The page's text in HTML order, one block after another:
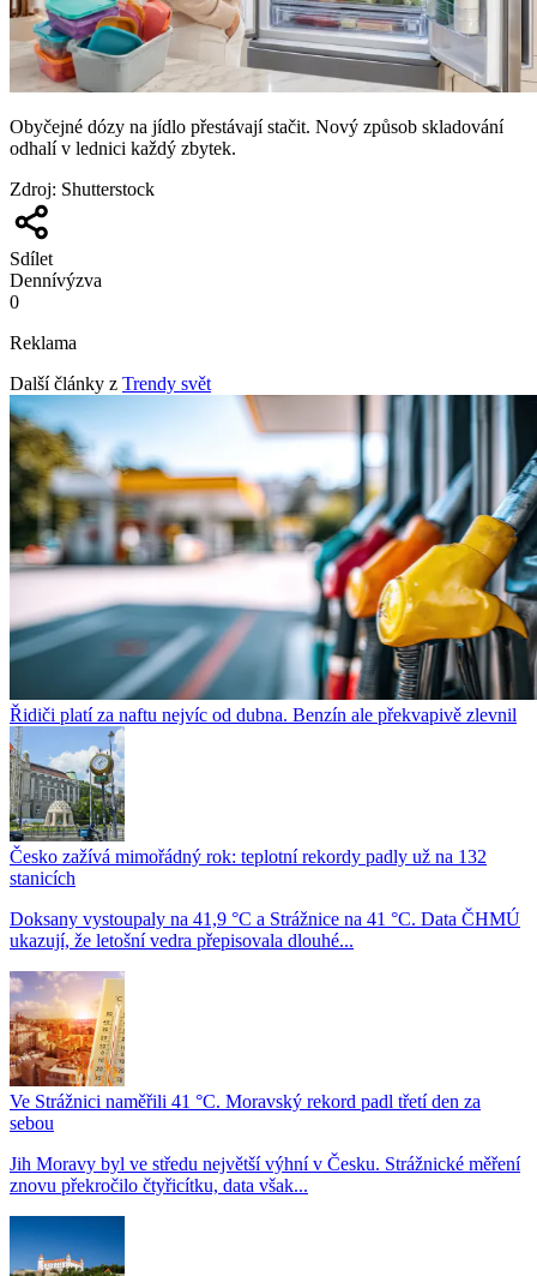
Obyčejné dózy na jídlo přestávají stačit. Nový způsob skladování
odhalí v lednici každý zbytek.
Zdroj: Shutterstock
Sdílet
Dennívýzva
0
Reklama
Další články z Trendy svět
Řidiči platí za naftu nejvíc od dubna. Benzín ale překvapivě zlevnil
Česko zažívá mimořádný rok: teplotní rekordy padly už na 132
stanicích
Doksany vystoupaly na 41,9 °C a Strážnice na 41 °C. Data ČHMÚ
ukazují, že letošní vedra přepisovala dlouhé...
Ve Strážnici naměřili 41 °C. Moravský rekord padl třetí den za
sebou
Jih Moravy byl ve středu největší výhní v Česku. Strážnické měření
znovu překročilo čtyřicítku, data však...